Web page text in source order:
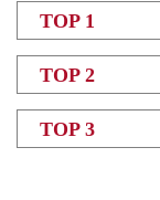
TOP 1
TOP 2
TOP 3